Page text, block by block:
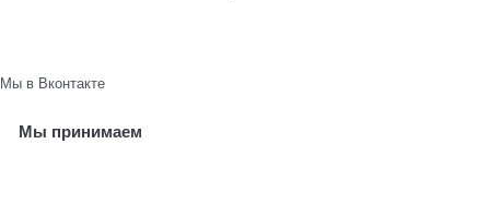
Мы в Вконтакте
Мы принимаем